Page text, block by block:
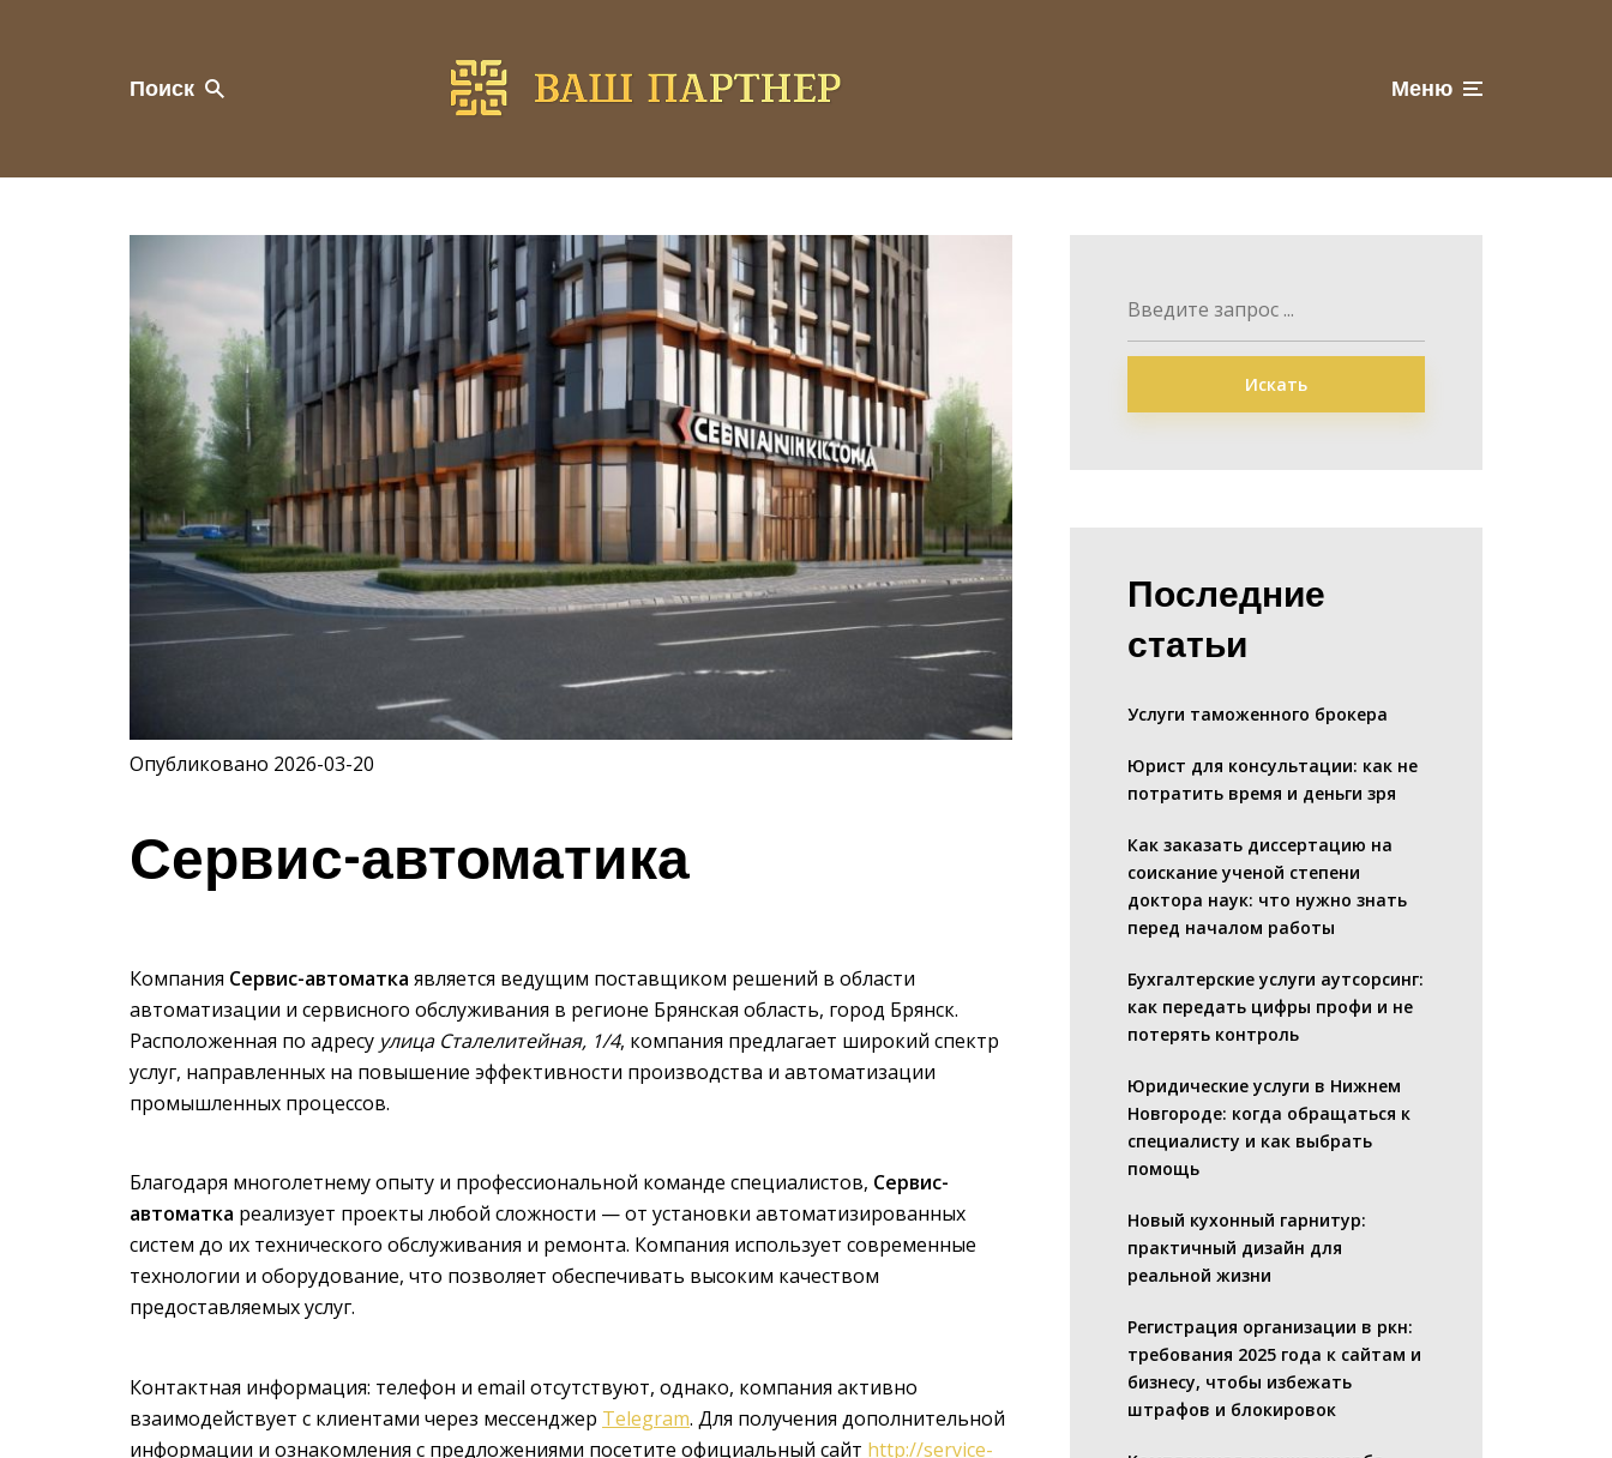
Поиск Меню
Опубликовано 2026-03-20
Сервис-автоматика
Компания Сервис-автоматка является ведущим поставщиком решений в области
автоматизации и сервисного обслуживания в регионе Брянская область, город Брянск.
Расположенная по адресу улица Сталелитейная, 1/4, компания предлагает широкий спектр
услуг, направленных на повышение эффективности производства и автоматизации
промышленных процессов.
Благодаря многолетнему опыту и профессиональной команде специалистов, Сервис-
автоматка реализует проекты любой сложности — от установки автоматизированных
систем до их технического обслуживания и ремонта. Компания использует современные
технологии и оборудование, что позволяет обеспечивать высоким качеством
предоставляемых услуг.
Контактная информация: телефон и email отсутствуют, однако, компания активно
взаимодействует с клиентами через мессенджер Telegram. Для получения дополнительной
информации и ознакомления с предложениями посетите официальный сайт http://service-
Искать
Последние
статьи
Услуги таможенного брокера
Юрист для консультации: как не
потратить время и деньги зря
Как заказать диссертацию на
соискание ученой степени
доктора наук: что нужно знать
перед началом работы
Бухгалтерские услуги аутсорсинг:
как передать цифры профи и не
потерять контроль
Юридические услуги в Нижнем
Новгороде: когда обращаться к
специалисту и как выбрать
помощь
Новый кухонный гарнитур:
практичный дизайн для
реальной жизни
Регистрация организации в ркн:
требования 2025 года к сайтам и
бизнесу, чтобы избежать
штрафов и блокировок